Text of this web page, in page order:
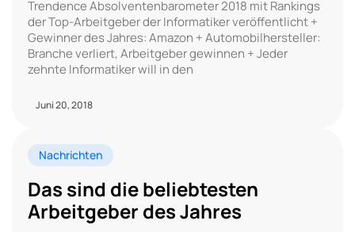
Trendence Absolventenbarometer 2018 mit Rankings
der Top-Arbeitgeber der Informatiker veröffentlicht +
Gewinner des Jahres: Amazon + Automobilhersteller:
Branche verliert, Arbeitgeber gewinnen + Jeder
zehnte Informatiker will in den
Juni 20, 2018
Nachrichten
Das sind die beliebtesten
Arbeitgeber des Jahres